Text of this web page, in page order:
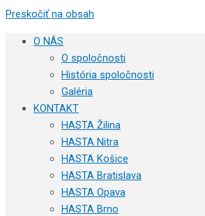
Preskočiť na obsah
O NÁS
O spoločnosti
História spoločnosti
Galéria
KONTAKT
HASTA Žilina
HASTA Nitra
HASTA Košice
HASTA Bratislava
HASTA Opava
HASTA Brno